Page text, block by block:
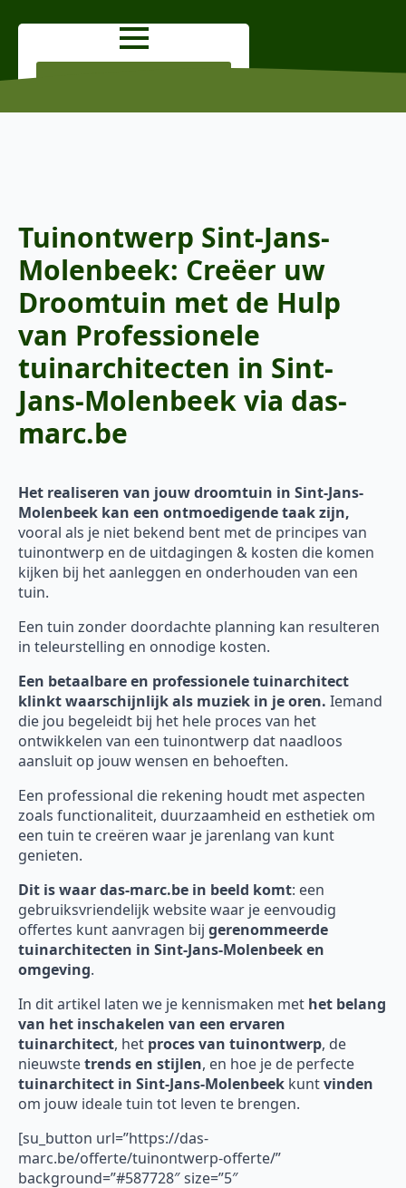
Tuinontwerp Sint-Jans-
Molenbeek: Creëer uw
Droomtuin met de Hulp
van Professionele
tuinarchitecten in Sint-
Jans-Molenbeek via das-
marc.be
Het realiseren van jouw droomtuin in Sint-Jans-
Molenbeek kan een ontmoedigende taak zijn,
vooral als je niet bekend bent met de principes van
tuinontwerp en de uitdagingen & kosten die komen
kijken bij het aanleggen en onderhouden van een
tuin.
Een tuin zonder doordachte planning kan resulteren
in teleurstelling en onnodige kosten.
Een betaalbare en professionele tuinarchitect
klinkt waarschijnlijk als muziek in je oren. Iemand
die jou begeleidt bij het hele proces van het
ontwikkelen van een tuinontwerp dat naadloos
aansluit op jouw wensen en behoeften.
Een professional die rekening houdt met aspecten
zoals functionaliteit, duurzaamheid en esthetiek om
een tuin te creëren waar je jarenlang van kunt
genieten.
Dit is waar das-marc.be in beeld komt: een
gebruiksvriendelijk website waar je eenvoudig
offertes kunt aanvragen bij gerenommeerde
tuinarchitecten in Sint-Jans-Molenbeek en
omgeving.
In dit artikel laten we je kennismaken met het belang
van het inschakelen van een ervaren
tuinarchitect, het proces van tuinontwerp, de
nieuwstetrends en stijlen, en hoe je de perfecte
tuinarchitect in Sint-Jans-Molenbeek kuntvinden
om jouw ideale tuin tot leven te brengen.
[su_button url=”https://das-
marc.be/offerte/tuinontwerp-offerte/”
background=”#587728″ size=”5″